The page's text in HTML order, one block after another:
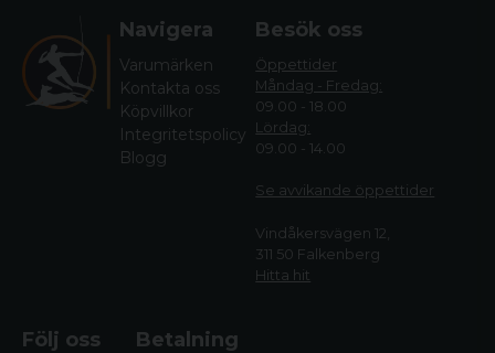
Navigera
Varumärken
Kontakta oss
Köpvillkor
Integritetspolicy
Blogg
Besök oss
Öppettider
Måndag - Fredag:
09.00 - 18.00
Lördag:
09.00 - 14.00
Se avvikande öppettider
Vindåkersvägen 12,
311 50 Falkenberg
Hitta hit
Följ oss Betalning